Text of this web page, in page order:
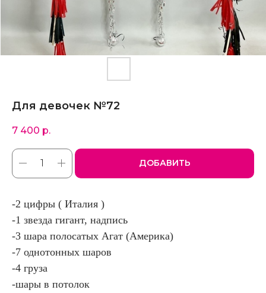
Для девочек №72
7 400 р.
ДОБАВИТЬ
-2 цифры ( Италия )
-1 звезда гигант, надпись
-3 шара полосатых Агат (Америка)
-7 однотонных шаров
-4 груза
-шары в потолок